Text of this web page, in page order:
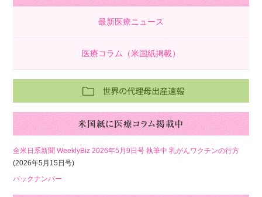
最新医療ニュース
医療コラム（米国紙掲載）
全米日系新聞 WeeklyBiz 2026年5月9日号 執筆中 乳がんワクチンの行方
(2026年5月15日号)
バックナンバー